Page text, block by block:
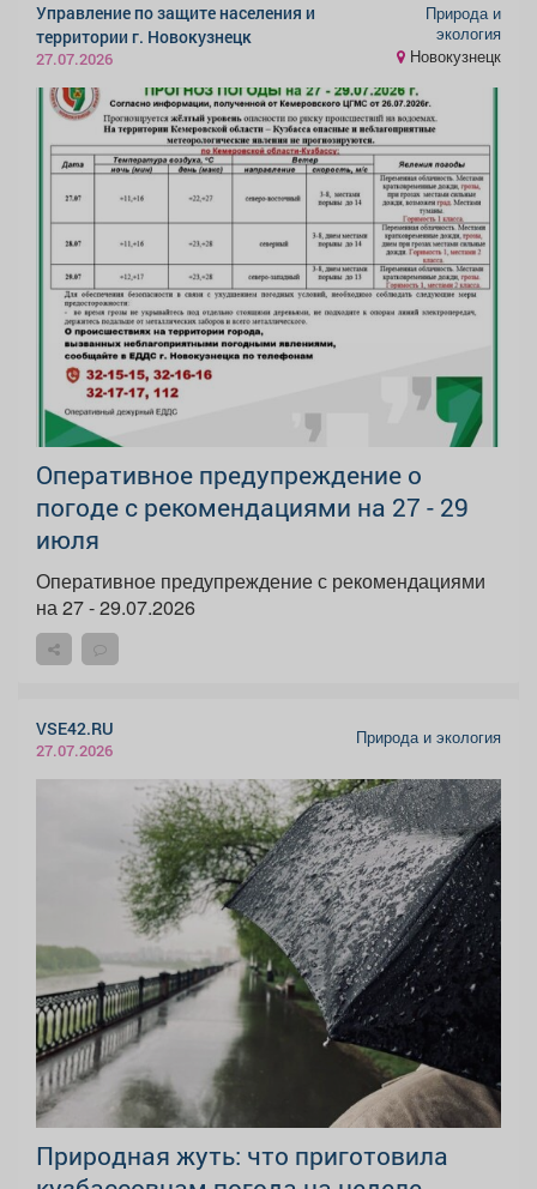
Управление по защите населения и
территории г. Новокузнецк
27.07.2026
Природа и
экология
Новокузнецк
Оперативное предупреждение о
погоде с рекомендациями на 27 - 29
июля
Оперативное предупреждение с рекомендациями
на 27 - 29.07.2026
VSE42.RU
27.07.2026
Природа и экология
Природная жуть: что приготовила